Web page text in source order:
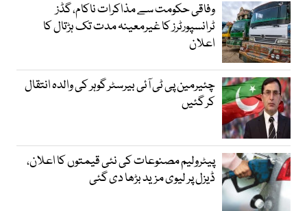
وفاقی حکومت سے مذاکرات ناکام، گڈز
ٹرانسپورٹرز کا غیرمعینہ مدت تک ہڑتال کا
اعلان
چئیرمین پی ٹی آئی بیرسٹر گوہر کی والدہ انتقال
کر گئیں
پیٹرولیم مصنوعات کی نئی قیمتوں کا اعلان،
ڈیزل پر لیوی مزید بڑھا دی گئی